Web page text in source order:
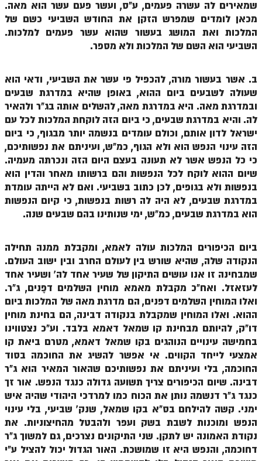
זוהר נשא למתקדמים
זוהר בהעלותך למתקדמים
זוהר שלח לך למתקדמים
זוהר קורח למתחילים
זוהר קורח למתקדמים
חוקת למתחילים
זוהר בלק למתקדמים
זוהר פנחס למתחילים
ספר הזוהר – דברים
זוהר ואתחנן למתחילים
זוהר ואתחנן למתקדמים
זוהר עקב מתחילים
זוהר הקדוש עקב למתקדמים
זהר שופטים מתחילים
זהר שופטים מתקדמים
שמאירים לה עשרה פעמים, ע"ס, ועשר פעם עשר הוא מאה.
מכאן לומדים שמפרש הזקן את החודש השביעי כשם של
המלכות ואת המושג בעשור שהוא עשר פעמים למלכות.
השביעי הוא השם של המלכות ולא מספר.
ב. אשר בעשור מורה, להכפיל פי עשר את השביעי, ודאי הוא
שעולה לשבעים ביום ההוא, באופן שהיא במדרגת שבעים
ובמדרגת מאה. היא במדרגת מאה, להשלים אותה בג"ר ולהאיר
לה. והיא במדרגת שבעים, כי ביום הזה לוקחת המלכות לכל עם
ישראל לדון אותם, וכולם עומדים בנשמה יותר מבגוף, כי ביום
הזה עינוי הנפש הוא ולא הגוף, כמ"ש, ועיניתם את נפשותיכם,
כי כל הנפש אשר לא תעונה בעצם היום הזה ונכרתה מעמיה.
שיום ההוא לוקח לכל הנפשות והם ברשותו מאחר והדין הוא
בנפשות ולא בגופים, לכן כתוב בשביעי. ואם לא הייתה עומדת
במדרגת שבעים, לא היה לה רשות בנפשות, כי קיום הנפשות
הוא במדרגת שבעים, כמ"ש, ימי שנותינו בהם שבעים שנה.
ביום הכיפורים המלכות עולה לאמא, ומקבלת ממנה תחילה
הנקודה שלה, שהיא שורש בין לעולם החרב ובין ישוב העולם.
שמבחינה זו אנו עושים התיקון של שעיר אחד לה' ושעיר אחד
לעזאזל. ואח"כ מקבלת מאמא מוחין השלמים דפָנים, ג"ר.
ואלו המוחין השלמים דפנים, הם מדרגת מאה של המלכות ביום
ההוא. ואלו המוחין שמקבלת בנקודה דבינה, הם בחינת מוחין
דו"ק, להיותם מבחינת קו שמאל דאמא בלבד. וע"כ נצטווינו
בחמישה עינויים הנוהגים בקו שמאל דאמא, מטרם ביאת קו
אמצעי לייחד הקווים. אי אפשר להשיג את החוכמה בסוד
החוכמה, בלי ועיניתם את נפשותיכם שהאור המאיר הוא ג"ר
דבינה. שיום הכיפורים צריך תשועה גדולה כנגד הנפש. אור זך
כנגד ג"ר דנשמה נותן את הכוח כמו למרדכי היהודי שהיה איש
ימני. קשה להילחם בס"א בקו שמאל, שנק' שביעי, בלי עינוי
הנפש ומוכנות לשבת בשק ועפר ולהבטל מהחיצוניות. את
נקודת האמונה יש לתקן. שני התיקונים נצרכים, גם למשוך ג"ר
דחוכמה, והנפש היא זו שמושכת. האור הגדול יכול להציל ע"י